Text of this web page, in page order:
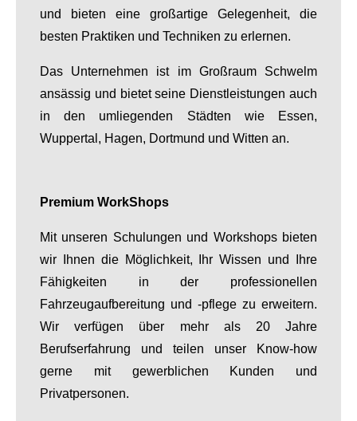
und bieten eine großartige Gelegenheit, die
besten Praktiken und Techniken zu erlernen.
Das Unternehmen ist im Großraum Schwelm
ansässig und bietet seine Dienstleistungen auch
in den umliegenden Städten wie Essen,
Wuppertal, Hagen, Dortmund und Witten an.
Premium WorkShops
Mit unseren Schulungen und Workshops bieten
wir Ihnen die Möglichkeit, Ihr Wissen und Ihre
Fähigkeiten in der professionellen
Fahrzeugaufbereitung und -pflege zu erweitern.
Wir verfügen über mehr als 20 Jahre
Berufserfahrung und teilen unser Know-how
gerne mit gewerblichen Kunden und
Privatpersonen.